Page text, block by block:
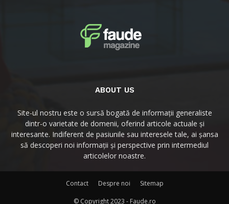
ABOUT US
Site-ul nostru este o sursă bogată de informații generaliste
dintr-o varietate de domenii, oferind articole actuale și
interesante. Indiferent de pasiunile sau interesele tale, ai șansa
să descoperi noi informații și perspective prin intermediul
articolelor noastre.
Contact Despre noi Sitemap
© Copyright 2023 - Faude.ro